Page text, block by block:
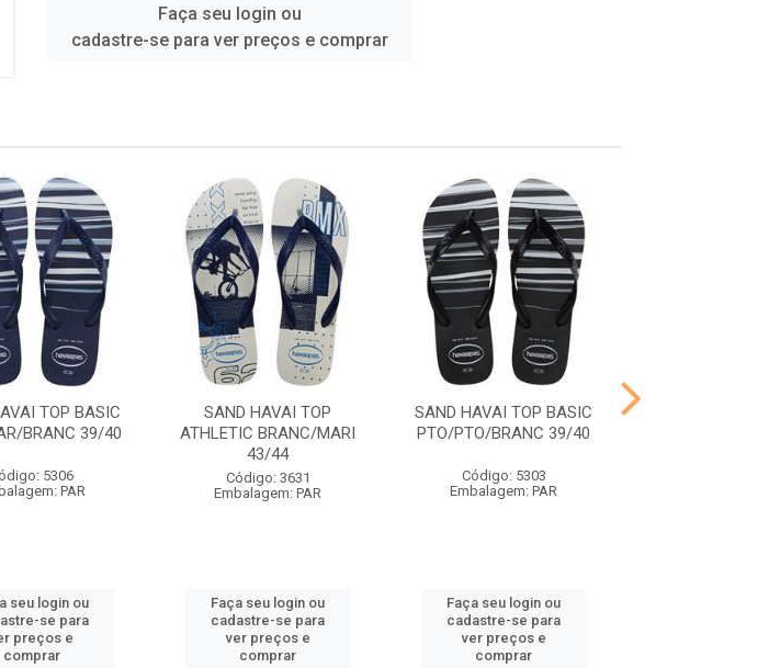
Faça seu login ou
cadastre-se para ver preços e comprar
TOP BASIC
BRANC 39/40
5306
PAR
seu login ou
se para
preços e
comprar
SAND HAVAI TOP
ATHLETIC BRANC/MARI
43/44
Código: 3631
Embalagem: PAR
Faça seu login ou
cadastre-se para
ver preços e
comprar
SAND HAVAI TOP BASIC
PTO/PTO/BRANC 39/40
Código: 5303
Embalagem: PAR
Faça seu login ou
cadastre-se para
ver preços e
comprar